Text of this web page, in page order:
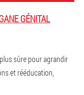
GÉNITAL
sûre pour agrandir
et rééducation,